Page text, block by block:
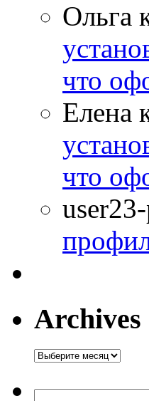
Ольга
что
Елена
что
Archives
Archives